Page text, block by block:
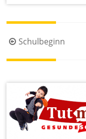
Beitragsnavigation
Schulbeginn